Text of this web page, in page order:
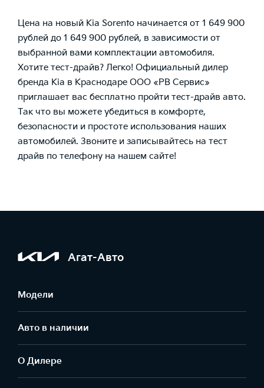
Цена на новый Kia Sorento начинается от 1 649 900
рублей до 1 649 900 рублей, в зависимости от
выбранной вами комплектации автомобиля.
Хотите тест-драйв? Легко! Официальный дилер
бренда Kia в Краснодаре ООО «РВ Сервис»
приглашает вас бесплатно пройти тест-драйв авто.
Так что вы можете убедиться в комфорте,
безопасности и простоте использования наших
автомобилей. Звоните и записывайтесь на тест
драйв по телефону на нашем сайте!
Агат-Авто
Модели
Авто в наличии
О Дилере